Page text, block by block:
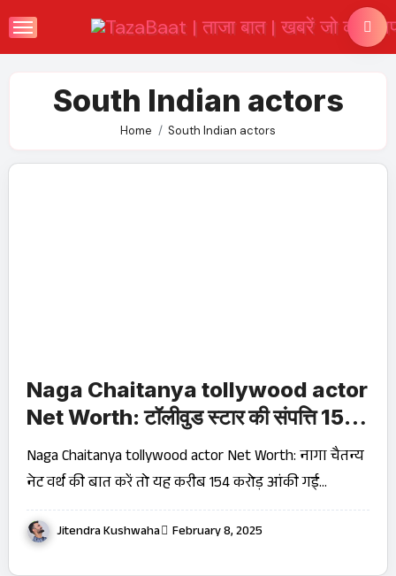
to
South Indian actors
Home South Indian actors
Naga Chaitanya tollywood actor
Net Worth: टॉलीवुड स्टार की संपत्ति 154
करोड़, जानें कितनी फीस लेते हैं प्रति फिल्म!
Naga Chaitanya tollywood actor Net Worth: नागा चैतन्य
नेट वर्थ की बात करें तो यह करीब ₹154 करोड़ आंकी गई…
Jitendra Kushwaha February 8, 2025